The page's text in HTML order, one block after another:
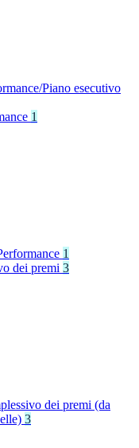
Piano esecutivo
1
1
dei premi 3
dei premi (da
3